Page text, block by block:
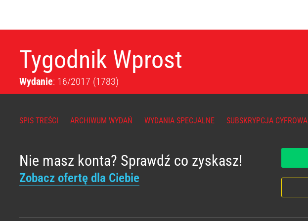
Tygodnik Wprost
Wydanie: 16/2017 (1783)
SPIS TREŚCI ARCHIWUM WYDAŃ WYDANIA SPECJALNE SUBSKRYPCJA CYFROWA
Nie masz konta? Sprawdź co zyskasz!
Zobacz ofertę dla Ciebie